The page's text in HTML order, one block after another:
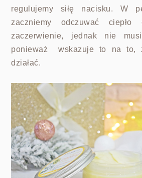
regulujemy siłę nacisku. W
zaczniemy odczuwać
zaczerwienie, jednak nie
ponieważ wskazuje to na to,
działać.